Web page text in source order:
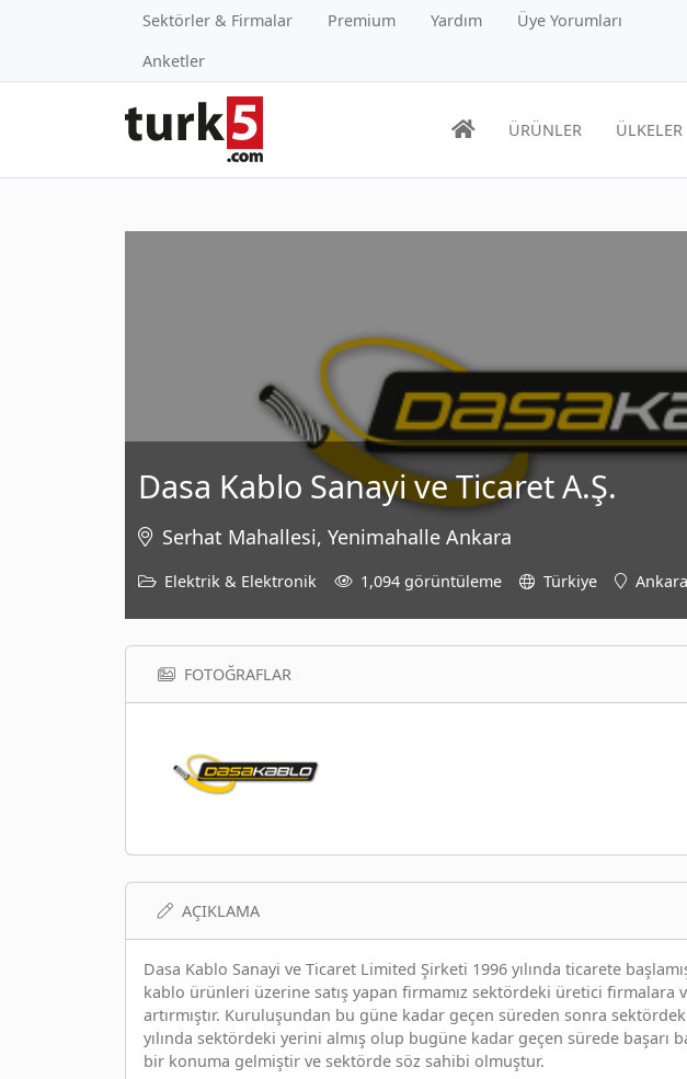
Sektörler & Firmalar Premium Yardım
Üye Yorumları
Anketler
ÜRÜNLER ÜLKELER
Dasa Kablo Sanayi ve Ticaret A.Ş.
Serhat Mahallesi, Yenimahalle Ankara
Elektrik & Elektronik 1,094 görüntüleme Türkiye Ankara
FOTOĞRAFLAR
AÇIKLAMA
Dasa Kablo Sanayi ve Ticaret Limited Şirketi 1996 yılında ticarete
kablo ürünleri üzerine satış yapan firmamız sektördeki üretici
artırmıştır. Kuruluşundan bu güne kadar geçen süreden sonra
yılında sektördeki yerini almış olup bugüne kadar geçen sürede başarı
bir konuma gelmiştir ve sektörde söz sahibi olmuştur.